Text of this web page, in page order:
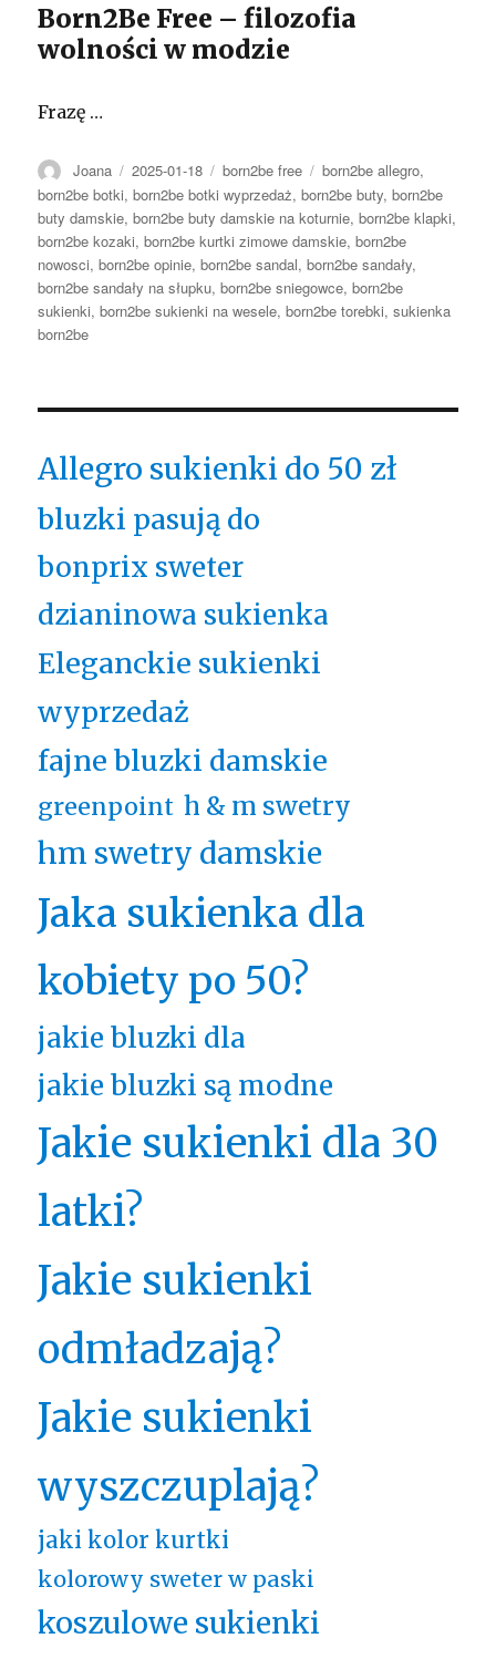
Born2Be Free – filozofia
wolności w modzie
Frazę …
Autor
Joana Opublikowano
2025-01-18 Kategorie
born2be free Tagi
born2be allegro,
born2be botki,born2be botki wyprzedaż,born2be buty,born2be
buty damskie,born2be buty damskie na koturnie,born2be klapki,
born2be kozaki,born2be kurtki zimowe damskie,born2be
nowosci,born2be opinie,born2be sandal,born2be sandały,
born2be sandały na słupku,born2be sniegowce,born2be
sukienki,born2be sukienki na wesele,born2be torebki,sukienka
born2be
Allegro sukienki do 50 zł
bluzki pasują do
bonprix sweter
dzianinowa sukienka
Eleganckie sukienki
wyprzedaż
fajne bluzki damskie
greenpoint h & m swetry
hm swetry damskie
Jaka sukienka dla
kobiety po 50?
jakie bluzki dla
jakie bluzki są modne
Jakie sukienki dla 30
latki?
Jakie sukienki
odmładzają?
Jakie sukienki
wyszczuplają?
jaki kolor kurtki
kolorowy sweter w paski
koszulowe sukienki